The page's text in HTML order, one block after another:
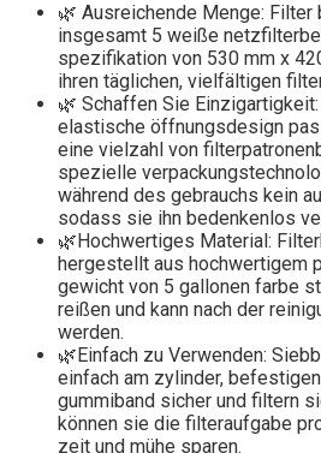
🌿 Ausreichende Menge:
insgesamt 5 weiße
spezifikation von 530 mm x
ihren täglichen, vielfältigen
🌿 Schaffen Sie
elastische öffnungsdesign
eine vielzahl von
spezielle
während des gebrauchs kein
sodass sie ihn bedenkenlos
🌿Hochwertiges Material:
hergestellt aus hochwertigem
gewicht von 5 gallonen farbe
reißen und kann nach der
werden.
🌿Einfach zu Verwenden:
einfach am zylinder,
gummiband sicher und filtern
können sie die filteraufgabe
zeit und mühe sparen.